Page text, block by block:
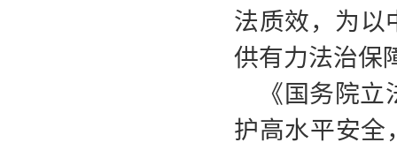
法质效，为以
供有力法治保
《国务院
护高水平安全